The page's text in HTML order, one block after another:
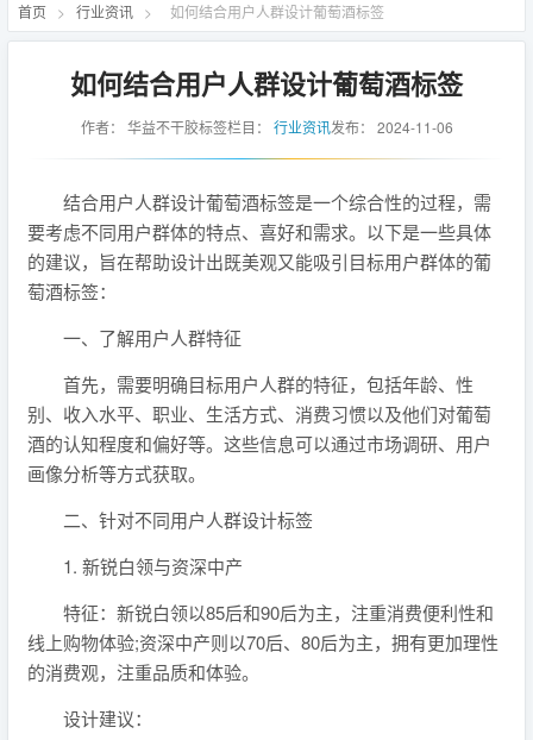
首页 > 行业资讯 > 如何结合用户人群设计葡萄酒标签
如何结合用户人群设计葡萄酒标签
作者： 华益不干胶标签栏目： 行业资讯发布： 2024-11-06
结合用户人群设计葡萄酒标签是一个综合性的过程，需
要考虑不同用户群体的特点、喜好和需求。以下是一些具体
的建议，旨在帮助设计出既美观又能吸引目标用户群体的葡
萄酒标签：
一、了解用户人群特征
首先，需要明确目标用户人群的特征，包括年龄、性
别、收入水平、职业、生活方式、消费习惯以及他们对葡萄
酒的认知程度和偏好等。这些信息可以通过市场调研、用户
画像分析等方式获取。
二、针对不同用户人群设计标签
1. 新锐白领与资深中产
特征：新锐白领以85后和90后为主，注重消费便利性和
线上购物体验;资深中产则以70后、80后为主，拥有更加理性
的消费观，注重品质和体验。
设计建议：